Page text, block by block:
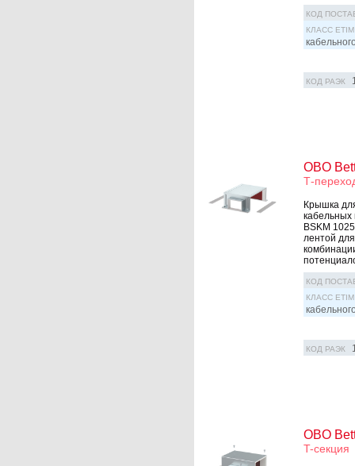
КОД
КЛАСС ETIM
КОД РАЭК
OBO
Т-
Крышка
кабельных
BSKM
лентой
КОД
КЛАСС ETIM
КОД РАЭК
OBO
T-секция